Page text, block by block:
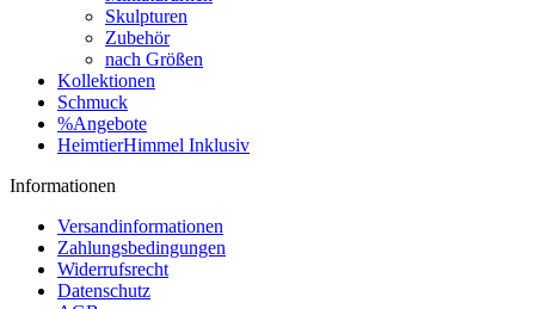
Skulpturen
Zubehör
nach Größen
Kollektionen
Schmuck
%Angebote
HeimtierHimmel Inklusiv
Informationen
Versandinformationen
Zahlungsbedingungen
Widerrufsrecht
Datenschutz